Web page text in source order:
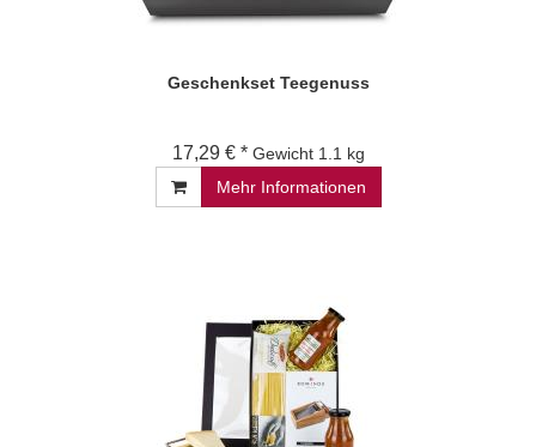
Geschenkset Teegenuss
17,29 € * Gewicht 1.1 kg
Mehr Informationen